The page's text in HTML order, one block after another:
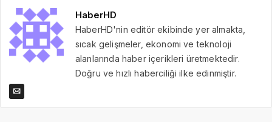
HaberHD
HaberHD'nin editör ekibinde yer almakta,
sıcak gelişmeler, ekonomi ve teknoloji
alanlarında haber içerikleri üretmektedir.
Doğru ve hızlı haberciliği ilke edinmiştir.